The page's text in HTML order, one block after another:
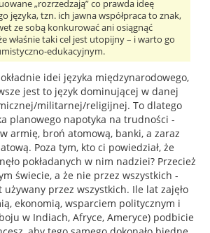
„rozrzedzają” co prawda ideę
języka, tzn. ich jawna współpraca to znak,
ze sobą konkurować ani osiągnąć
właśnie taki cel jest utopijny – i warto go
edukacyjnym.
idei języka międzynarodowego,
jest to język dominującej w danej
militarnej/religijnej. To dlatego
planowego napotyka na trudności -
armię, broń atomową, banki, a zaraz
Poza tym, kto ci powiedział, że
pokładanych w nim nadziei? Przecież
świecie, a że nie przez wszystkich -
przez wszystkich. Ile lat zajęło
ekonomią, wsparciem politycznym i
w Indiach, Afryce, Ameryce) podbicie